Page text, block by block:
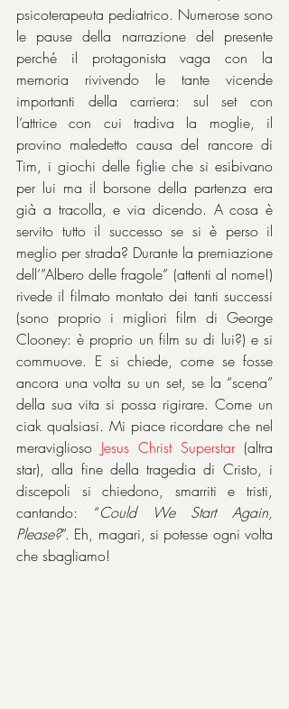
psicoterapeuta pediatrico. Numerose sono
le pause della narrazione del presente
perché il protagonista vaga con la
memoria rivivendo le tante vicende
importanti della carriera: sul set con
l’attrice con cui tradiva la moglie, il
provino maledetto causa del rancore di
Tim, i giochi delle figlie che si esibivano
per lui ma il borsone della partenza era
già a tracolla, e via dicendo. A cosa è
servito tutto il successo se si è perso il
meglio per strada? Durante la premiazione
dell’”Albero delle fragole” (attenti al nome!)
rivede il filmato montato dei tanti successi
(sono proprio i migliori film di George
Clooney: è proprio un film su di lui?) e si
commuove. E si chiede, come se fosse
ancora una volta su un set, se la “scena”
della sua vita si possa rigirare. Come un
ciak qualsiasi. Mi piace ricordare che nel
meraviglioso Jesus Christ Superstar (altra
star), alla fine della tragedia di Cristo, i
discepoli si chiedono, smarriti e tristi,
cantando: “Could We Start Again,
Please?”. Eh, magari, si potesse ogni volta
che sbagliamo!